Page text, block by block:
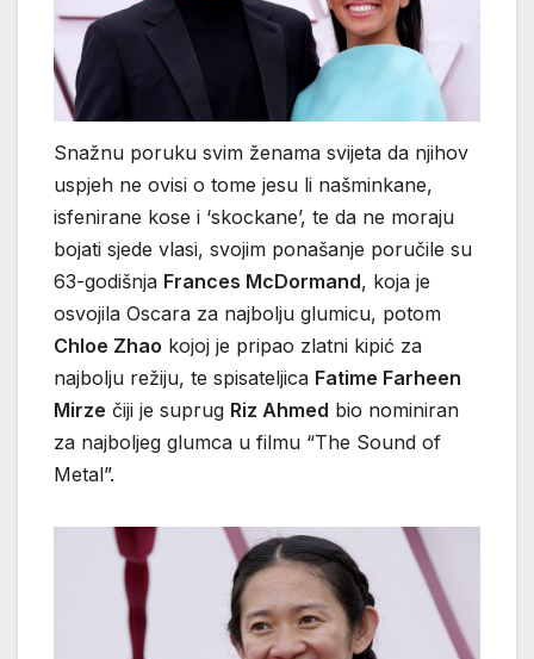
Snažnu poruku svim ženama svijeta da njihov
uspjeh ne ovisi o tome jesu li našminkane,
isfenirane kose i ‘skockane’, te da ne moraju
bojati sjede vlasi, svojim ponašanje poručile su
63-godišnja Frances McDormand, koja je
osvojila Oscara za najbolju glumicu, potom
Chloe Zhao kojoj je pripao zlatni kipić za
najbolju režiju, te spisateljica Fatime Farheen
Mirze čiji je suprug Riz Ahmed bio nominiran
za najboljeg glumca u filmu “The Sound of
Metal”.